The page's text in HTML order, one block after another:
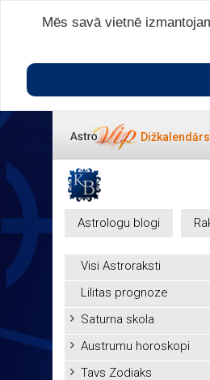
Dižkalendārs
Astrologu blogi
Visi Astroraksti
Lilitas prognoze
Saturna skola
Austrumu horoskopi
Tavs Zodiaks
Mēs savā vietnē